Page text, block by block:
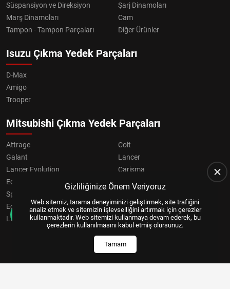
Süspansiyon ve Direksiyon
Şarj Dinamoları
Marş Dinamoları
Cam
Tampon - Tampon Parçaları
Diğer Ürünler
Isuzu Çıkma Yedek Parçaları
D-Max
Amigo
Trooper
Mitsubishi Çıkma Yedek Parçaları
Attrage
Colt
Galant
Lancer
Lancer Evolution
Carisma
Eclipse
Grandis
Space Star
Eclipse Cross
OUTLANDER
L200
Pajero
Gizliliğinize Önem Veriyoruz
Web sitemiz, tarama deneyiminizi geliştirmek, site trafiğini
analiz etmek ve sitemizin işlevselliğini artırmak için çerezler
kullanmaktadır. Web sitemizi kullanmaya devam ederek, bu
çerezlerin kullanılmasını kabul etmiş olursunuz.
Tamam